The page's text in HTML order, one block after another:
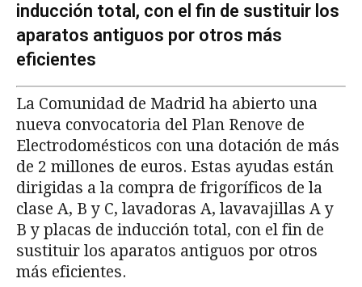
inducción total, con el fin de sustituir los
aparatos antiguos por otros más
eficientes
La Comunidad de Madrid ha abierto una
nueva convocatoria del Plan Renove de
Electrodomésticos con una dotación de más
de 2 millones de euros. Estas ayudas están
dirigidas a la compra de frigoríficos de la
clase A, B y C, lavadoras A, lavavajillas A y
B y placas de inducción total, con el fin de
sustituir los aparatos antiguos por otros
más eficientes.